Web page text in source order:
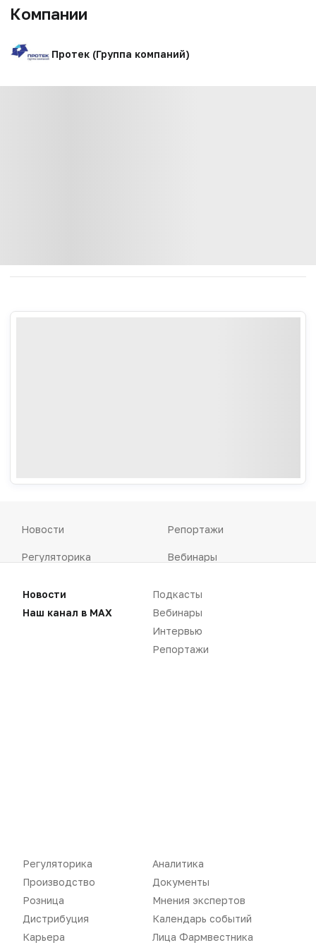
Компании
Протек (Группа компаний)
«Политика конфиденциальности»
«Основные виды деятельности компании»
«Редакционная политика»
Новости
Регуляторика
Розница
Репортажи
Вебинары
Интервью
Газета
Новости
Наш канал в MAX
Подкасты
Вебинары
Интервью
Репортажи
Регуляторика
Производство
Розница
Дистрибуция
Карьера
Аналитика
Документы
Мнения экспертов
Календарь событий
Лица Фармвестника